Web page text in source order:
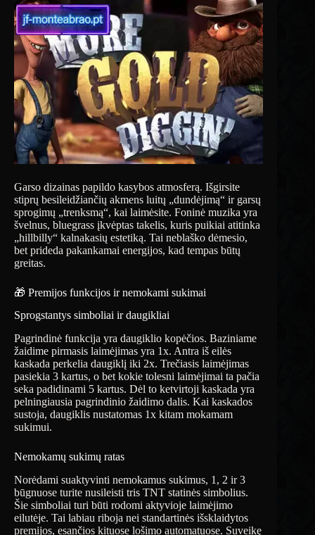
Garso dizainas papildo kasybos atmosferą. Išgirsite
stiprų besileidžiančių akmens luitų „dundėjimą“ ir garsų
sprogimų „trenksmą“, kai laimėsite. Foninė muzika yra
švelnus, bluegrass įkvėptas takelis, kuris puikiai atitinka
„hillbilly“ kalnakasių estetiką. Tai neblaško dėmesio,
bet prideda pakankamai energijos, kad tempas būtų
greitas.
🎁 Premijos funkcijos ir nemokami sukimai
Sprogstantys simboliai ir daugikliai
Pagrindinė funkcija yra daugiklio kopėčios. Baziniame
žaidime pirmasis laimėjimas yra 1x. Antra iš eilės
kaskada perkelia daugiklį iki 2x. Trečiasis laimėjimas
pasiekia 3 kartus, o bet kokie tolesni laimėjimai ta pačia
seka padidinami 5 kartus. Dėl to ketvirtoji kaskada yra
pelningiausia pagrindinio žaidimo dalis. Kai kaskados
sustoja, daugiklis nustatomas 1x kitam mokamam
sukimui.
Nemokamų sukimų ratas
Norėdami suaktyvinti nemokamus sukimus, 1, 2 ir 3
būgnuose turite nusileisti tris TNT statinės simbolius.
Šie simboliai turi būti rodomi aktyvioje laimėjimo
eilutėje. Tai labiau riboja nei standartinės išsklaidytos
premijos, esančios kituose lošimo automatuose. Suveikę